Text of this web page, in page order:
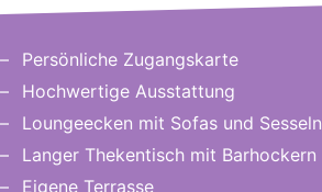
Persönliche Zugangskarte
Hochwertige Ausstattung
Loungeecken mit Sofas und Sesseln
Langer Thekentisch mit Barhockern
Eigene Terrasse